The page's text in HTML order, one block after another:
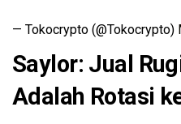
— Tokocrypto (@Tokocrypto)
Saylor: Jual
Adalah Rotasi